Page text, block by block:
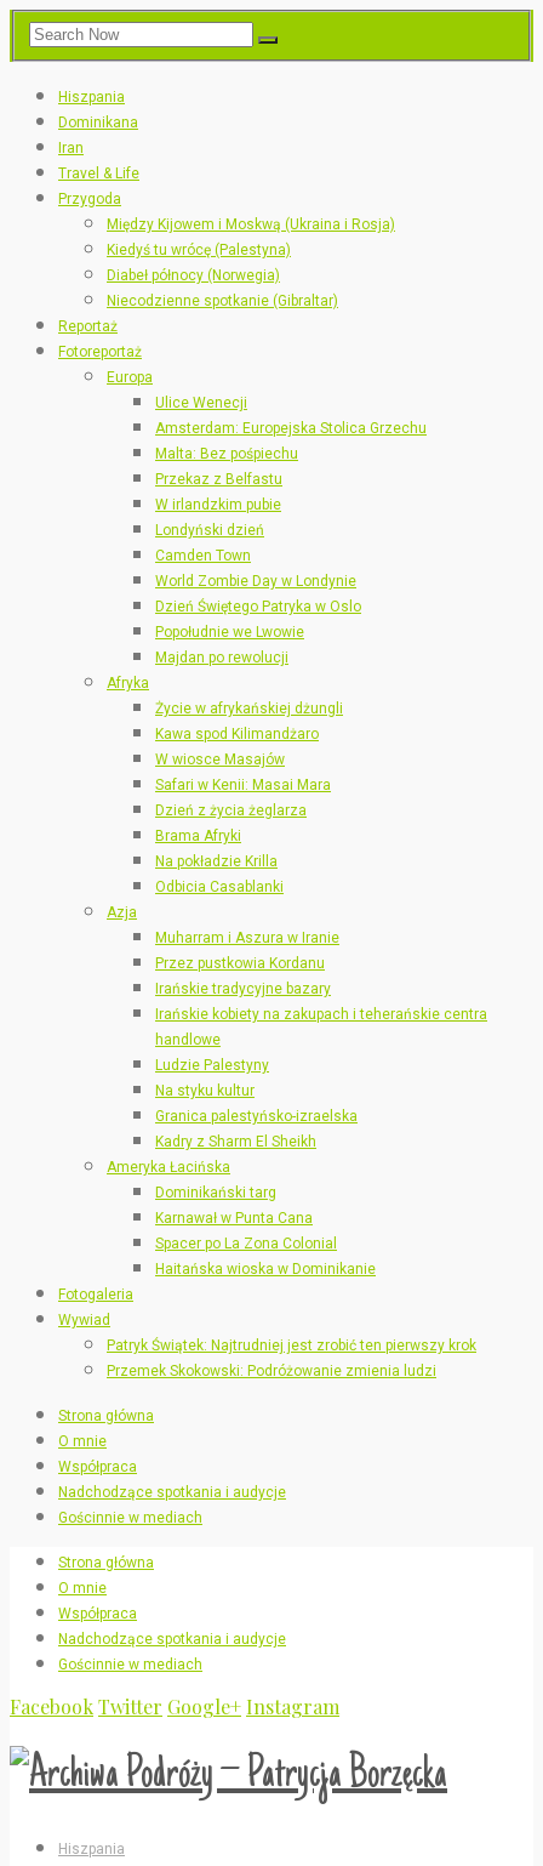
Hiszpania
Dominikana
Iran
Travel & Life
Przygoda
Między Kijowem i Moskwą (Ukraina i Rosja)
Kiedyś tu wrócę (Palestyna)
Diabeł północy (Norwegia)
Niecodzienne spotkanie (Gibraltar)
Reportaż
Fotoreportaż
Europa
Ulice Wenecji
Amsterdam: Europejska Stolica Grzechu
Malta: Bez pośpiechu
Przekaz z Belfastu
W irlandzkim pubie
Londyński dzień
Camden Town
World Zombie Day w Londynie
Dzień Świętego Patryka w Oslo
Popołudnie we Lwowie
Majdan po rewolucji
Afryka
Życie w afrykańskiej dżungli
Kawa spod Kilimandżaro
W wiosce Masajów
Safari w Kenii: Masai Mara
Dzień z życia żeglarza
Brama Afryki
Na pokładzie Krilla
Odbicia Casablanki
Azja
Muharram i Aszura w Iranie
Przez pustkowia Kordanu
Irańskie tradycyjne bazary
Irańskie kobiety na zakupach i teherańskie centra
handlowe
Ludzie Palestyny
Na styku kultur
Granica palestyńsko-izraelska
Kadry z Sharm El Sheikh
Ameryka Łacińska
Dominikański targ
Karnawał w Punta Cana
Spacer po La Zona Colonial
Haitańska wioska w Dominikanie
Fotogaleria
Wywiad
Patryk Świątek: Najtrudniej jest zrobić ten pierwszy krok
Przemek Skokowski: Podróżowanie zmienia ludzi
Strona główna
O mnie
Współpraca
Nadchodzące spotkania i audycje
Gościnnie w mediach
Strona główna
O mnie
Współpraca
Nadchodzące spotkania i audycje
Gościnnie w mediach
FacebookTwitter Google+Instagram
Hiszpania